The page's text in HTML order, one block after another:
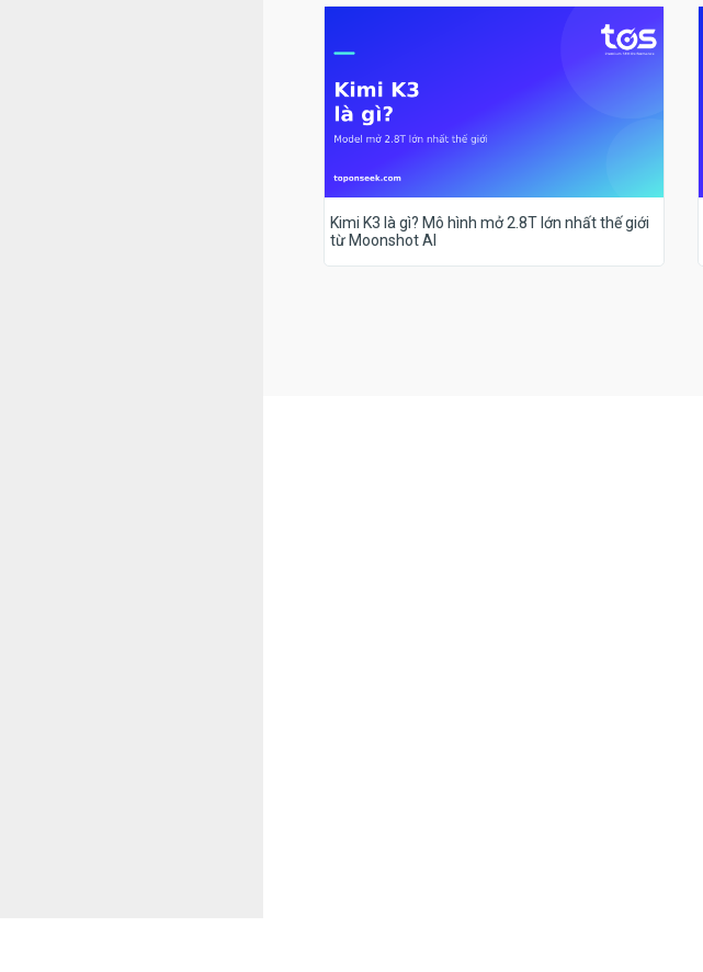
Kimi K3 là gì? Mô hình mở 2.8T lớn nhất thế giới
từ Moonshot AI